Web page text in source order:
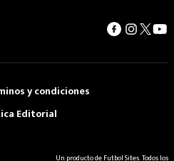
y condiciones
Editorial
Un producto de Futbol Sites. Todos los